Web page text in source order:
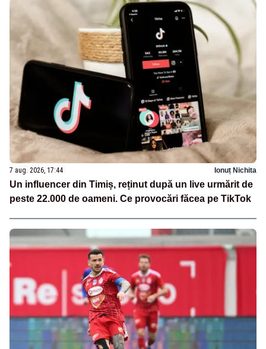
7 aug. 2026, 17:44 Ionuț Nichita
Un influencer din Timiș, reținut după un live urmărit de
peste 22.000 de oameni. Ce provocări făcea pe TikTok